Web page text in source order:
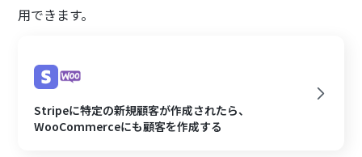
用できます。
Stripeに特定の新規顧客が作成されたら、
WooCommerceにも顧客を作成する